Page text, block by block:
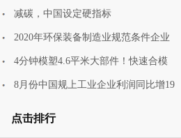
减碳，中国设定硬指标
2020年环保装备制造业规范条件企业
4分钟模塑4.6平米大部件！快速合模
8月份中国规上工业企业利润同比增19
点击排行